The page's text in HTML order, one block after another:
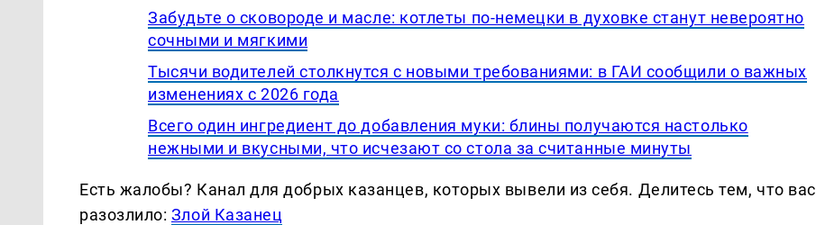
Забудьте о сковороде и масле: котлеты по-немецки в духовке станут невероятно
сочными и мягкими
Тысячи водителей столкнутся с новыми требованиями: в ГАИ сообщили о важных
изменениях с 2026 года
Всего один ингредиент до добавления муки: блины получаются настолько
нежными и вкусными, что исчезают со стола за считанные минуты
Есть жалобы? Канал для добрых казанцев, которых вывели из себя. Делитеcь тем, что вас
разозлило: Злой Казанец